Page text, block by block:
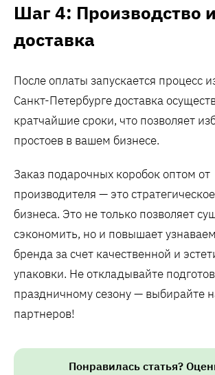
Шаг 4: Производство и
доставка
После оплаты запускается процесс
Санкт-Петербурге доставка
кратчайшие сроки, что позволяет
простоев в вашем бизнесе.
Заказ подарочных коробок оптом от
производителя — это
бизнеса. Это не только позволяет
сэкономить, но и повышает
бренда за счет качественной и
упаковки. Не откладывайте
праздничному сезону — выбирайте
партнеров!
Понравилась статья?